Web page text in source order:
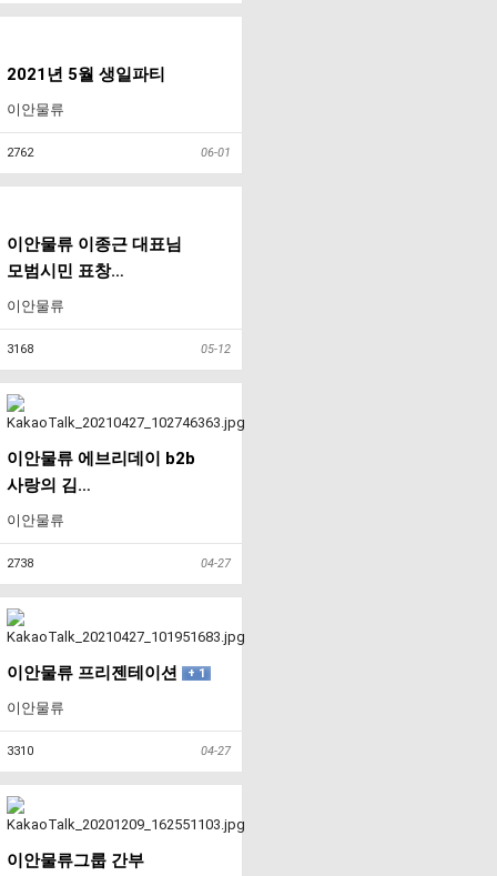
2021년 5월 생일파티
이안물류
2762 06-01
이안물류 이종근 대표님
모범시민 표창…
이안물류
3168 05-12
이안물류 에브리데이 b2b
사랑의 김…
이안물류
2738 04-27
이안물류 프리젠테이션 + 1
이안물류
3310 04-27
이안물류그룹 간부